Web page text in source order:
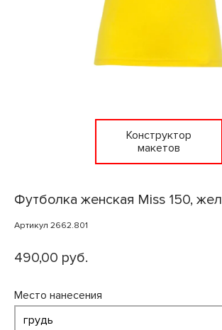
Конструктор
макетов
Футболка женская Miss 150,
Артикул 2662.801
490,00 руб.
Место нанесения